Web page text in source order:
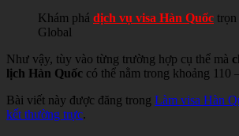
Khám phá dịch vụ visa Hàn Quốc
Global
Như vậy, tùy vào từng trường hợp cụ thể mà
lịch Hàn Quốc có thể nằm trong khoảng 110
Bài viết này được đăng trong Làm visa Hàn
kết thường trực.